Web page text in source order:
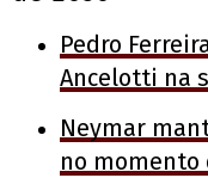
Pedro
Ancelotti na
Neymar
no momento